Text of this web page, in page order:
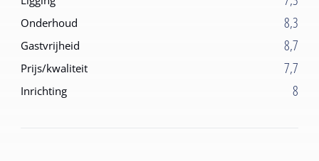
Onderhoud 8,3
Gastvrijheid 8,7
Prijs/kwaliteit 7,7
Inrichting 8